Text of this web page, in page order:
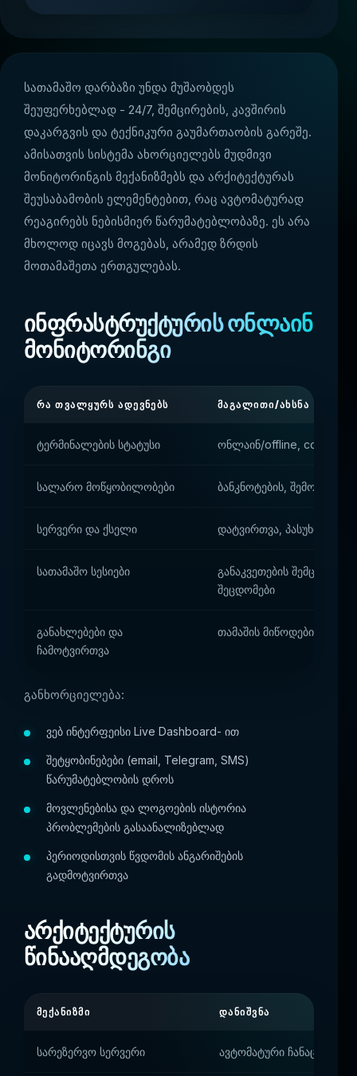
სათამაშო დარბაზი უნდა მუშაობდეს
შეუფერხებლად - 24/7, შემცირების, კავშირის
დაკარგვის და ტექნიკური გაუმართაობის გარეშე.
ამისათვის სისტემა ახორციელებს მუდმივი
მონიტორინგის მექანიზმებს და არქიტექტურას
შეუსაბამობის ელემენტებით, რაც ავტომატურად
რეაგირებს ნებისმიერ წარუმატებლობაზე. ეს არა
მხოლოდ იცავს მოგებას, არამედ ზრდის
მოთამაშეთა ერთგულებას.
ინფრასტრუქტურის ონლაინ
მონიტორინგი
ᲠᲐ ᲗᲕᲐᲚᲧᲣᲠᲡ ᲐᲓᲔᲕᲜᲔᲑᲡ ᲛᲐᲒᲐᲚᲘᲗᲘ/ᲐᲮᲡᲜᲐ
ტერმინალების სტატუსი ონლაინ/offline, country,
სალარო მოწყობილობები ბანკნოტების, შემოწმების
სერვერი და ქსელი დატვირთვა, პასუხი API-
სათამაშო სესიები
განაკვეთების
შეცდომები
განახლებები და
ჩამოტვირთვა
თამაშის მიწოდებისა და
განხორციელება:
ვებ ინტერფეისი Live Dashboard- ით
შეტყობინებები (email, Telegram, SMS)
წარუმატებლობის დროს
მოვლენებისა და ლოგოების ისტორია
პრობლემების გასაანალიზებლად
პერიოდისთვის წვდომის ანგარიშების
გადმოტვირთვა
არქიტექტურის
წინააღმდეგობა
ᲛᲔᲥᲐᲜᲘᲖᲛᲘ ᲓᲐᲜᲘᲨᲕᲜᲐ
სარეზერვო სერვერი ავტომატური ჩანაცვლება